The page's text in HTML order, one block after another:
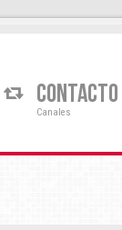
CONTACTO
Canales